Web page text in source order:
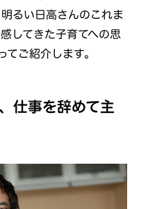
るい日高さんのこれま
してきた子育てへの思
ご紹介します。
仕事を辞めて主